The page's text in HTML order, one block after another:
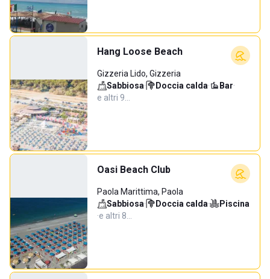
Hang Loose Beach
Gizzeria Lido, Gizzeria
Sabbiosa· Doccia calda· Bar·
e altri 9…
Oasi Beach Club
Paola Marittima, Paola
Sabbiosa· Doccia calda·
Piscina
·e altri 8…